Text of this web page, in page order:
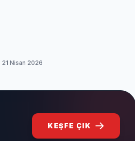
21 Nisan 2026
KEŞFE ÇIK